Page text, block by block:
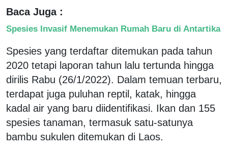
Baca Juga :
Spesies Invasif Menemukan Rumah Baru di Antartika
Spesies yang terdaftar ditemukan pada tahun
2020 tetapi laporan tahun lalu tertunda hingga
dirilis Rabu (26/1/2022). Dalam temuan terbaru,
terdapat juga puluhan reptil, katak, hingga
kadal air yang baru diidentifikasi. Ikan dan 155
spesies tanaman, termasuk satu-satunya
bambu sukulen ditemukan di Laos.